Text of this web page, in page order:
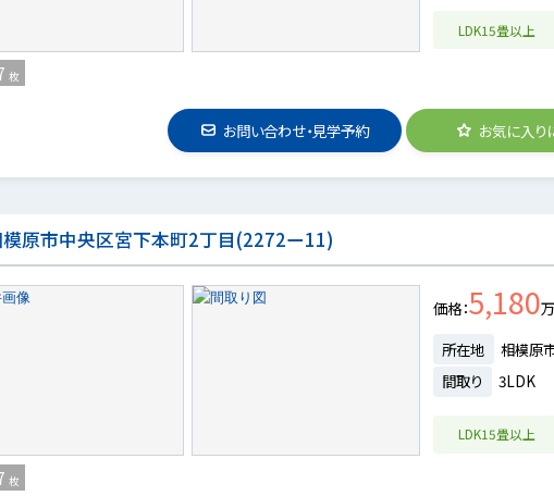
枚
LDK15畳以上
お問い合わせ・見学予約 お気に入り
原市中央区宮下本町2丁目(2272ー11)
枚
価格 5,180
所在地
相模原
間取り
3LDK
LDK15畳以上